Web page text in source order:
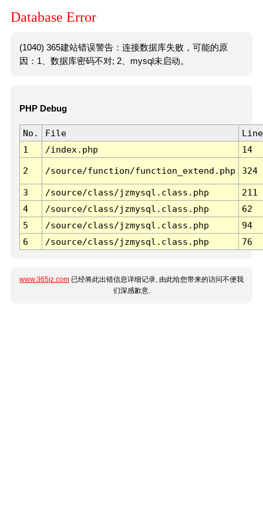
Database Error
(1040) 365建站错误警告：连接数据库失败，可能的原
因：1、数据库密码不对; 2、mysql未启动。
PHP Debug
No. File
Line
1
/index.php 14
2 /source/function/function_extend.php 324
3 /source/class/jzmysql.class.php
211
4
/source/class/jzmysql.class.php
62
5
/source/class/jzmysql.class.php
94
6
/source/class/jzmysql.class.php 76
www.365jz.com 已经将此出错信息详细记录, 由此给您带来的访问不便我
们深感歉意.